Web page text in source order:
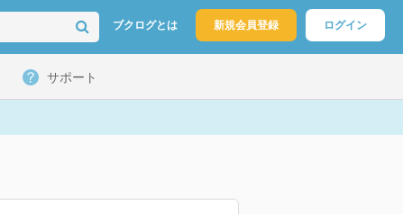
ブクログとは 新規会員登録 ログイン
サポート